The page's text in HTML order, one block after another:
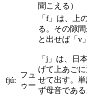
聞こえる）
fjúː
フュ
ゥー
「f」は、上
る。その隙
と出せば「v
「j」は、日
げて上あご
せて出す。
ず母音である